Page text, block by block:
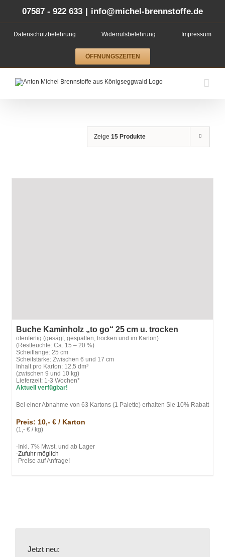
07587 - 922 633 info@michel-brennstoffe.de
Datenschutzbelehrung Widerrufsbelehrung Impressum
ÖFFNUNGSZEITEN
Zeige 15 Produkte
Buche Kaminholz „to go“ 25 cm u. trocken
ofenfertig (gesägt, gespalten, trocken und im Karton)
(Restfeuchte: Ca. 15 – 20 %)
Scheitlänge: 25 cm
Scheitstärke: Zwischen 6 und 17 cm
Inhalt pro Karton: 12,5 dm³
(zwischen 9 und 10 kg)
Lieferzeit: 1-3 Wochen*
Aktuell verfügbar!
Bei einer Abnahme von 63 Kartons (1 Palette) erhalten Sie 10% Rabatt
Preis: 10,- € / Karton
(1,- € / kg)
-Inkl. 7% Mwst. und ab Lager
-Zufuhr möglich
-Preise auf Anfrage!
Jetzt neu: